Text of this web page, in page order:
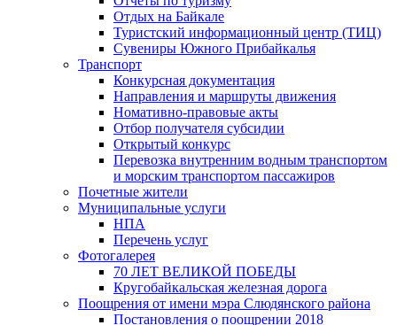
Отдых на Байкале
Туристский информационный центр (ТИЦ)
Сувениры Южного Прибайкалья
Транспорт
Конкурсная документация
Направления и маршруты движения
Номативно-правовые акты
Отбор получателя субсидии
Открытый конкурс
Перевозка внутренним водным транспортом
и морским транспортом пассажиров
Почетные жители
Муниципальные услуги
НПА
Перечень услуг
Фотогалерея
70 ЛЕТ ВЕЛИКОЙ ПОБЕДЫ
Кругобайкальская железная дорога
Поощрения от имени мэра Слюдянского района
Постановления о поощрении 2018